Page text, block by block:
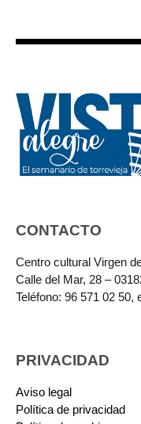
CONTACTO
Centro cultural Virgen
Calle del Mar, 28 –
Teléfono: 96 571 02 50,
PRIVACIDAD
Aviso legal
Política de privacidad